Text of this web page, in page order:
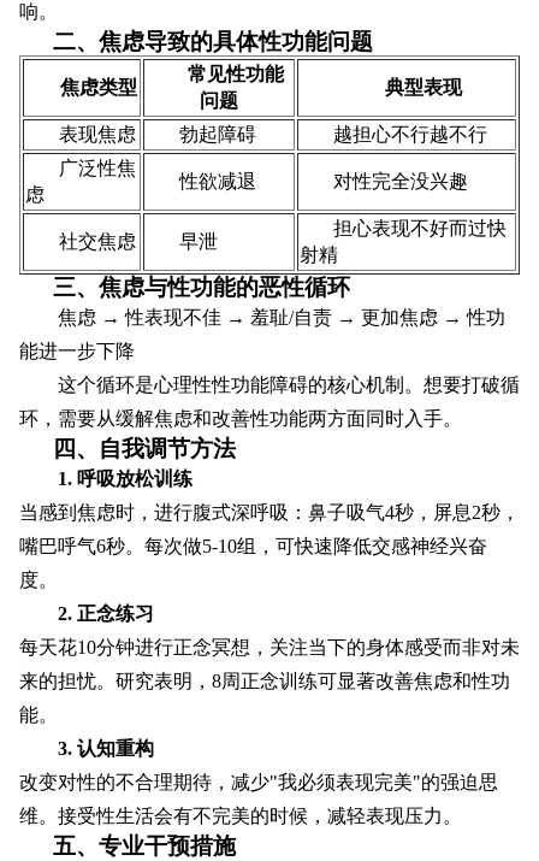
响。
二、焦虑导致的具体性功能问题
焦虑类型
常见性功能
问题
典型表现
表现焦虑 勃起障碍
越担心不行越不行
广泛性焦
虑
性欲减退 对性完全没兴趣
社交焦虑 早泄
担心表现不好而过快
射精
三、焦虑与性功能的恶性循环
焦虑 → 性表现不佳 → 羞耻/自责 → 更加焦虑 → 性功
能进一步下降
这个循环是心理性性功能障碍的核心机制。想要打破循
环，需要从缓解焦虑和改善性功能两方面同时入手。
四、自我调节方法
1. 呼吸放松训练
当感到焦虑时，进行腹式深呼吸：鼻子吸气4秒，屏息2秒，
嘴巴呼气6秒。每次做5-10组，可快速降低交感神经兴奋
度。
2. 正念练习
每天花10分钟进行正念冥想，关注当下的身体感受而非对未
来的担忧。研究表明，8周正念训练可显著改善焦虑和性功
能。
3. 认知重构
改变对性的不合理期待，减少"我必须表现完美"的强迫思
维。接受性生活会有不完美的时候，减轻表现压力。
五、专业干预措施